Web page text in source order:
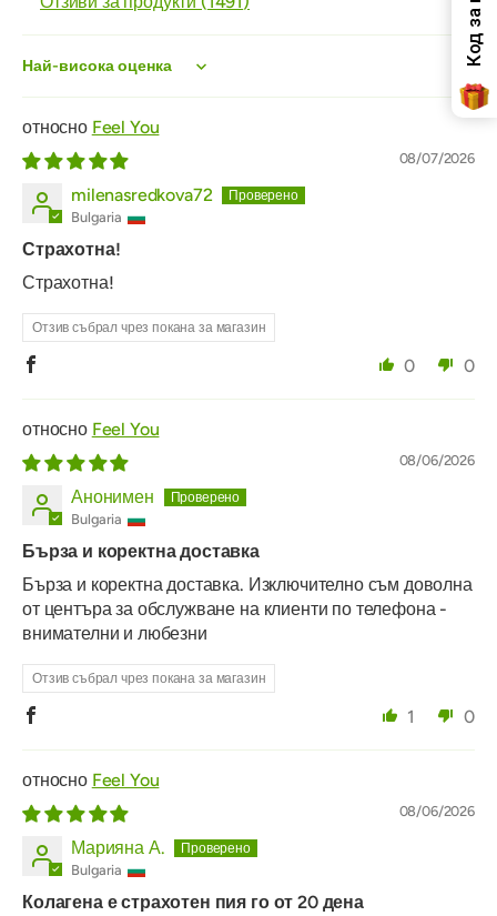
Sort by
Feel You
08/07/2026
milenasredkova72
Bulgaria
Страхотна!
Страхотна!
Отзив събрал чрез покана за магазин
0 0
Feel You
08/06/2026
Анонимен
Bulgaria
Бърза и коректна доставка
Бърза и коректна доставка. Изключително съм доволна
от центъра за обслужване на клиенти по телефона -
внимателни и любезни
Отзив събрал чрез покана за магазин
1 0
Feel You
08/06/2026
Марияна А.
Bulgaria
Колагена е страхотен пия го от 20 дена